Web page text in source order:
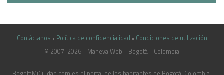
Contáctanos • Política de confidencialidad • Condiciones de utilización
© 2007-2026 - Maneva Web - Bogotá - Colombia
casinoluck.ca